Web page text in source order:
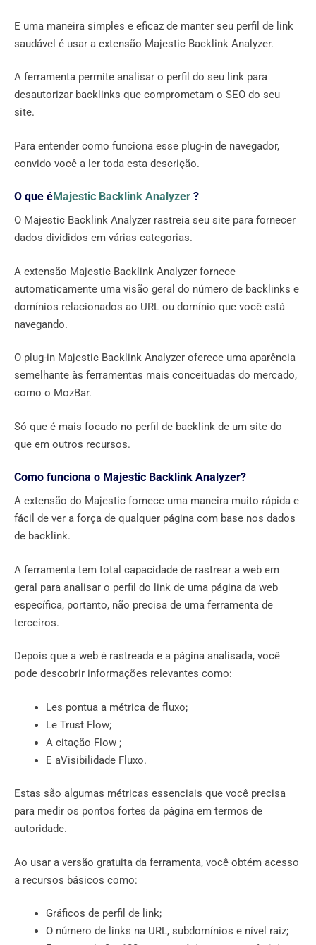
E uma maneira simples e eficaz de manter seu perfil de link
saudável é usar a extensão Majestic Backlink Analyzer.
A ferramenta permite analisar o perfil do seu link para
desautorizar backlinks que comprometam o SEO do seu
site.
Para entender como funciona esse plug-in de navegador,
convido você a ler toda esta descrição.
O que éMajestic Backlink Analyzer ?
O Majestic Backlink Analyzer rastreia seu site para fornecer
dados divididos em várias categorias.
A extensão Majestic Backlink Analyzer fornece
automaticamente uma visão geral do número de backlinks e
domínios relacionados ao URL ou domínio que você está
navegando.
O plug-in Majestic Backlink Analyzer oferece uma aparência
semelhante às ferramentas mais conceituadas do mercado,
como o MozBar.
Só que é mais focado no perfil de backlink de um site do
que em outros recursos.
Como funciona o Majestic Backlink Analyzer?
A extensão do Majestic fornece uma maneira muito rápida e
fácil de ver a força de qualquer página com base nos dados
de backlink.
A ferramenta tem total capacidade de rastrear a web em
geral para analisar o perfil do link de uma página da web
específica, portanto, não precisa de uma ferramenta de
terceiros.
Depois que a web é rastreada e a página analisada, você
pode descobrir informações relevantes como:
Les pontua a métrica de fluxo;
Le Trust Flow;
A citação Flow ;
E aVisibilidade Fluxo.
Estas são algumas métricas essenciais que você precisa
para medir os pontos fortes da página em termos de
autoridade.
Ao usar a versão gratuita da ferramenta, você obtém acesso
a recursos básicos como:
Gráficos de perfil de link;
O número de links na URL, subdomínios e nível raiz;